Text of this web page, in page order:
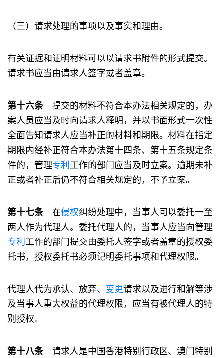
（三）请求处理的事项以及事实和理由。
有关证据和证明材料可以以请求书附件的形式提交。
请求书应当由请求人签字或者盖章。
第十六条提交的材料不符合本办法相关规定的，办
案人员应当及时向请求人释明，并以书面形式一次性
全面告知请求人应当补正的材料和期限。材料在指定
期限内经补正符合本办法第十四条、第十五条规定条
件的，管理专利 工作的部门应当及时立案。逾期未补
正或者补正后仍不符合相关规定的，不予立案。
第十七条在侵权纠纷处理中，当事人可以委托一至
两人作为代理人。委托代理人的，当事人应当向管理
专利 工作的部门提交由委托人签字或者盖章的授权委
托书，授权委托书必须记明委托事项和代理权限。
代理人代为承认、放弃、 变更请求以及进行和解等涉
及当事人重大权益的代理权限，应当有被代理人的特
别授权。
第十八条请求人是中国香港特别行政区、澳门特别